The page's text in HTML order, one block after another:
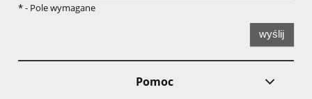
*- Pole wymagane
wyślij
Pomoc